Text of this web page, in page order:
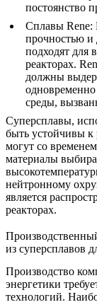
постоянство
Сплавы Rene:
прочностью и
подходят для
реакторах.
должны
среды,
Суперсплавы,
быть устойчивы
могут со
материалы
нейтронному
является
реакторах.
из суперсплавов
Производство
энергетики
технологий.